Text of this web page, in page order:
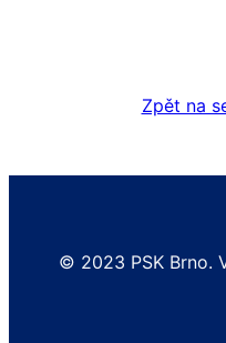
Zpět na
© 2023 PSK Brno.